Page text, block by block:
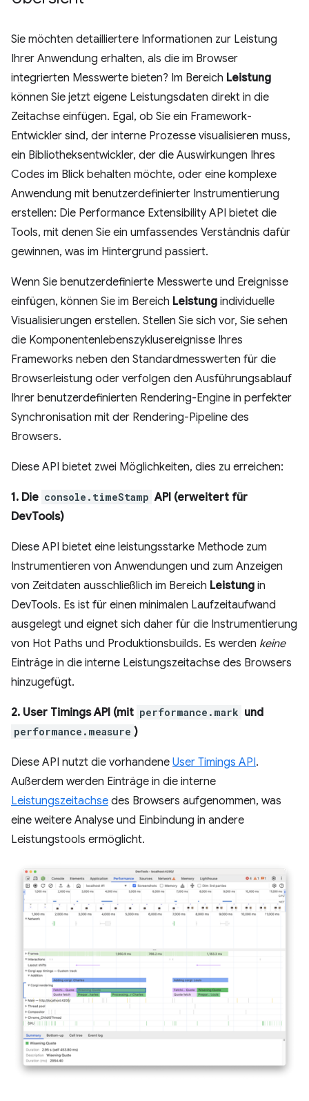
Sie möchten detailliertere Informationen zur Leistung
Ihrer Anwendung erhalten, als die im Browser
integrierten Messwerte bieten? Im Bereich Leistung
können Sie jetzt eigene Leistungsdaten direkt in die
Zeitachse einfügen. Egal, ob Sie ein Framework-
Entwickler sind, der interne Prozesse visualisieren muss,
ein Bibliotheksentwickler, der die Auswirkungen Ihres
Codes im Blick behalten möchte, oder eine komplexe
Anwendung mit benutzerdefinierter Instrumentierung
erstellen: Die Performance Extensibility API bietet die
Tools, mit denen Sie ein umfassendes Verständnis dafür
gewinnen, was im Hintergrund passiert.
Wenn Sie benutzerdefinierte Messwerte und Ereignisse
einfügen, können Sie im Bereich Leistung individuelle
Visualisierungen erstellen. Stellen Sie sich vor, Sie sehen
die Komponentenlebenszyklusereignisse Ihres
Frameworks neben den Standardmesswerten für die
Browserleistung oder verfolgen den Ausführungsablauf
Ihrer benutzerdefinierten Rendering-Engine in perfekter
Synchronisation mit der Rendering-Pipeline des
Browsers.
Diese API bietet zwei Möglichkeiten, dies zu erreichen:
1. Die console.timeStamp API (erweitert für
DevTools)
Diese API bietet eine leistungsstarke Methode zum
Instrumentieren von Anwendungen und zum Anzeigen
von Zeitdaten ausschließlich im Bereich Leistung in
DevTools. Es ist für einen minimalen Laufzeitaufwand
ausgelegt und eignet sich daher für die Instrumentierung
von Hot Paths und Produktionsbuilds. Es werden keine
Einträge in die interne Leistungszeitachse des Browsers
hinzugefügt.
2. User Timings API (mit performance.mark und
performance.measure )
Diese API nutzt die vorhandene User Timings API.
Außerdem werden Einträge in die interne
Leistungszeitachse des Browsers aufgenommen, was
eine weitere Analyse und Einbindung in andere
Leistungstools ermöglicht.